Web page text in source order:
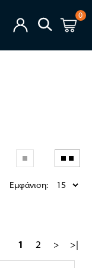
0
Εμφάνιση:
1 2 > >|